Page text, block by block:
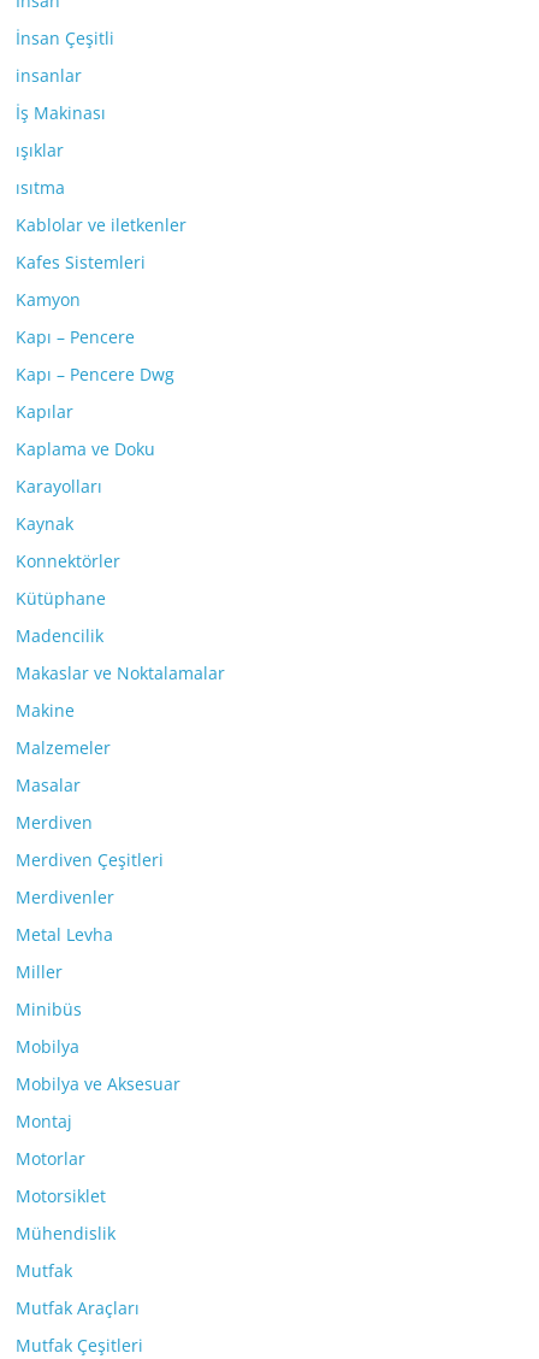
İnsan Çeşitli
insanlar
İş Makinası
ışıklar
ısıtma
Kablolar ve iletkenler
Kafes Sistemleri
Kamyon
Kapı – Pencere
Kapı – Pencere Dwg
Kapılar
Kaplama ve Doku
Karayolları
Kaynak
Konnektörler
Kütüphane
Madencilik
Makaslar ve Noktalamalar
Makine
Malzemeler
Masalar
Merdiven
Merdiven Çeşitleri
Merdivenler
Metal Levha
Miller
Minibüs
Mobilya
Mobilya ve Aksesuar
Montaj
Motorlar
Motorsiklet
Mühendislik
Mutfak
Mutfak Araçları
Mutfak Çeşitleri